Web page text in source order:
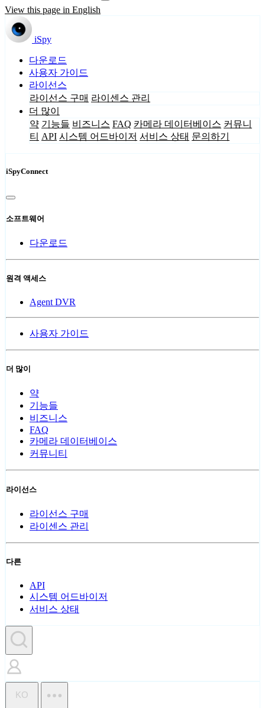
View this page in English
iSpy
다운로드
사용자 가이드
라이선스
라이선스 구매 라이센스 관리
더 많이
약 기능들 비즈니스 FAQ 카메라 데이터베이스 커뮤니
티 API 시스템 어드바이저 서비스 상태 문의하기
iSpyConnect
소프트웨어
다운로드
원격 액세스
Agent DVR
사용자 가이드
더 많이
약
기능들
비즈니스
FAQ
카메라 데이터베이스
커뮤니티
라이선스
라이선스 구매
라이센스 관리
다른
API
시스템 어드바이저
서비스 상태
KO